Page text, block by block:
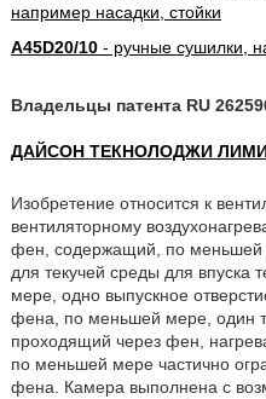
например насадки, стойки
A45D20/10- ручные сушилки,
Владельцы патента RU
ДАЙСОН ТЕКНОЛОДЖИ
Изобретение относится к
вентиляторному
фен, содержащий, по меньшей
для текучей среды для
мере, одно выпускное
фена, по меньшей мере, один
проходящий через фен,
по меньшей мере частично
фена. Камера выполнена с